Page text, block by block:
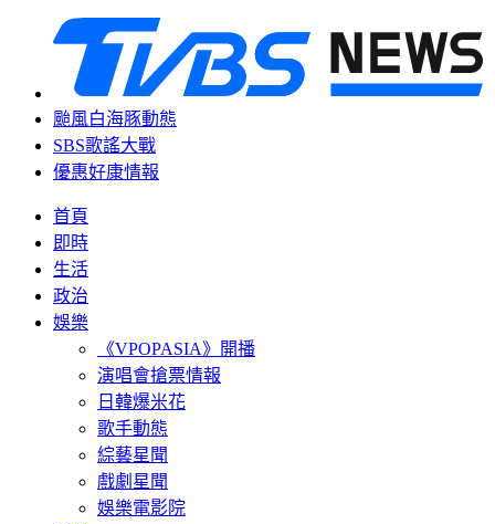
颱風白海豚動態
SBS歌謠大戰
優惠好康情報
首頁
即時
生活
政治
娛樂
《VPOPASIA》開播
演唱會搶票情報
日韓爆米花
歌手動態
綜藝星聞
戲劇星聞
娛樂電影院